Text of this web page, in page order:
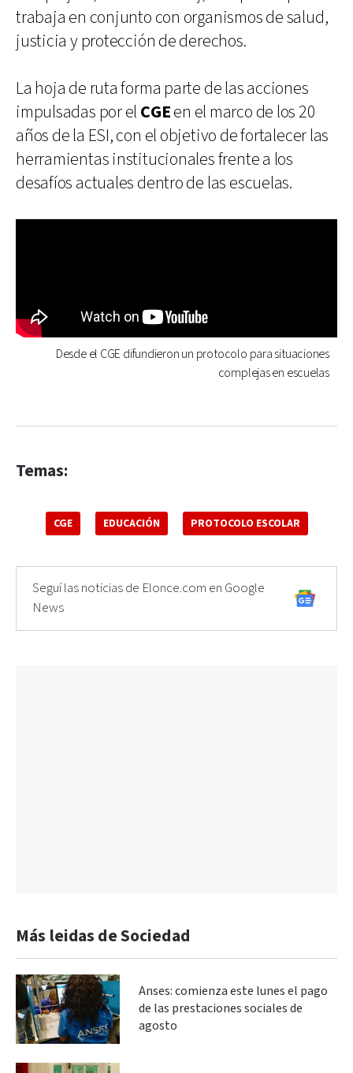
trabaja en conjunto con organismos de salud,
justicia y protección de derechos.
La hoja de ruta forma parte de las acciones
impulsadas por el CGEen el marco de los 20
años de la ESI, con el objetivo de fortalecer las
herramientas institucionales frente a los
desafíos actuales dentro de las escuelas.
Desde el CGE difundieron un protocolo para situaciones
complejas en escuelas
Temas:
CGE EDUCACIÓN PROTOCOLO ESCOLAR
Seguí las noticias de Elonce.com en Google
News
Más leidas de Sociedad
Anses: comienza este lunes el pago
de las prestaciones sociales de
agosto